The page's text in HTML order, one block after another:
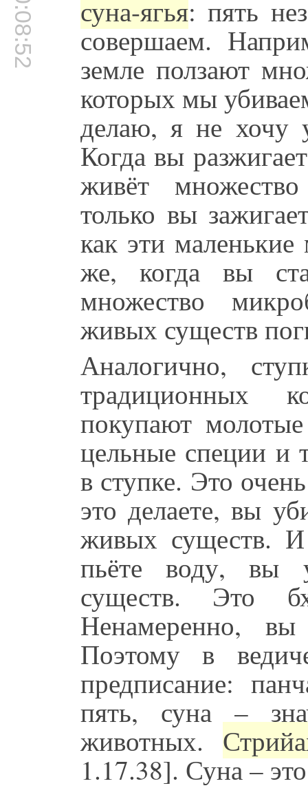
00:08:52 суна-ягья: пять
совершаем.
земле ползают
которых мы
делаю, я не хочу
Когда вы
живёт
только вы
как эти
же, когда вы
множество
живых существ
Аналогично,
традиционных
покупают
цельные специи и
в ступке. Это
это делаете, вы
живых существ.
пьёте воду, вы
существ. Это
Ненамеренно,
Поэтому в
предписание:
пять, суна –
животных.
1.17.38]. Суна –